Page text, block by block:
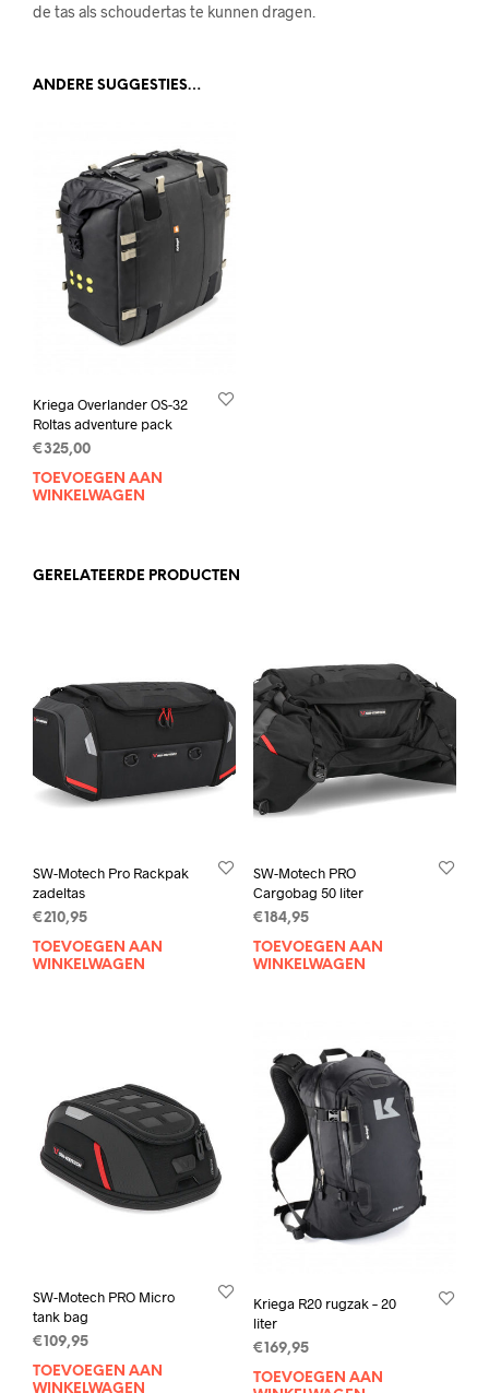
de tas als schoudertas te kunnen dragen.
ANDERE SUGGESTIES…
Kriega Overlander OS-32
Roltas adventure pack
€325,00
TOEVOEGEN AAN
WINKELWAGEN
GERELATEERDE PRODUCTEN
SW-Motech Pro Rackpak
zadeltas
€210,95
TOEVOEGEN AAN
WINKELWAGEN
SW-Motech PRO
Cargobag 50 liter
€ 184,95
TOEVOEGEN AAN
WINKELWAGEN
SW-Motech PRO Micro
tank bag
€109,95
TOEVOEGEN AAN
WINKELWAGEN
Kriega R20 rugzak – 20
liter
€169,95
TOEVOEGEN AAN